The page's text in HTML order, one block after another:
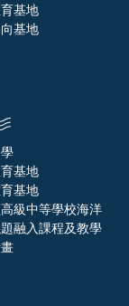
基地
基地
基地
基地
級中等學校海洋
融入課程及教學